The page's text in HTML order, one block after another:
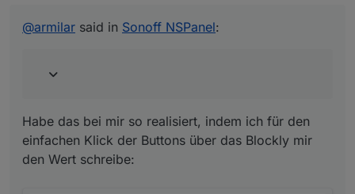
Kurze Frage dazu: Könnte man einen
Button für Multipress verwenden und den
den einfachen Klick gibt (buttonXPage). Die
müsste auf das Ereignis der 5 Schaltzustände
erweitert werden. Kann ich mir ansehen.
Alternativ könnte man auch über den Einzelklick
Wert schreibe:
@armilar said in Sonoff NSPanel:
Habe das bei mir so realisiert, indem ich für den
einfachen Klick der Buttons über das Blockly mir
den Wert schreibe: